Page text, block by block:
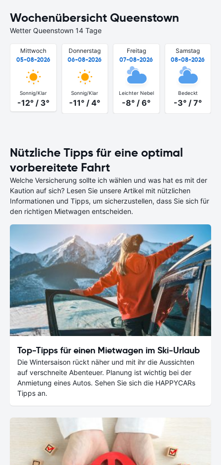
Wochenübersicht Queenstown
Wetter Queenstown 14 Tage
Mittwoch
05-08-2026
Sonnig/Klar
-12° / 3°
Donnerstag
06-08-2026
Sonnig/Klar
-11° / 4°
Freitag
07-08-2026
Leichter Nebel
-8° / 6°
Samstag
08-08-2026
Bedeckt
-3° / 7°
Nützliche Tipps für eine optimal
vorbereitete Fahrt
Welche Versicherung sollte ich wählen und was hat es mit der
Kaution auf sich? Lesen Sie unsere Artikel mit nützlichen
Informationen und Tipps, um sicherzustellen, dass Sie sich für
den richtigen Mietwagen entscheiden.
Top-Tipps für einen Mietwagen im Ski-Urlaub
Die Wintersaison rückt näher und mit ihr die Aussichten
auf verschneite Abenteuer. Planung ist wichtig bei der
Anmietung eines Autos. Sehen Sie sich die HAPPYCARs
Tipps an.